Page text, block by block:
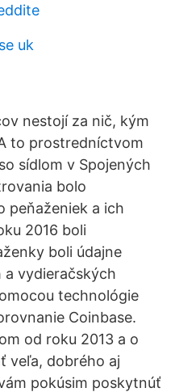
uk
nestojí za nič, kým
to prostredníctvom
sídlom v Spojených
bolo
peňaženiek a ich
2016 boli
boli údajne
a vydieračských
technológie
Coinbase.
od roku 2013 a o
veľa, dobrého aj
pokúsim poskytnúť